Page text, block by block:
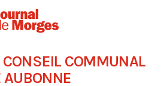
COMMUNAL
AUBONNE